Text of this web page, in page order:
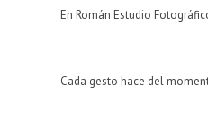
En Román Estudio
Cada gesto hace del